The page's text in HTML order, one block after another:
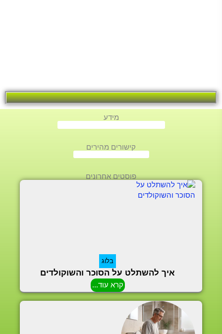
מידע
קישורים מהירים
פוסטים אחרונים
בלוג
איך להשתלט על הסוכר והשוקולדים
קרא עוד...